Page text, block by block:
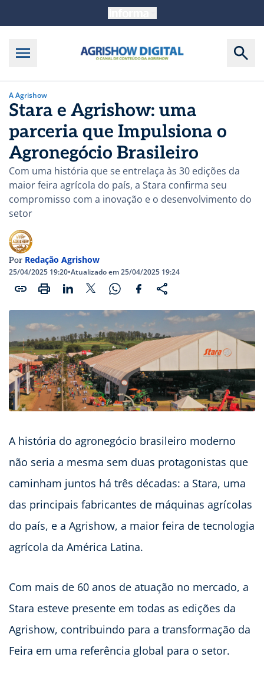
A Agrishow
Stara e Agrishow: uma
parceria que Impulsiona o
Agronegócio Brasileiro
Com uma história que se entrelaça às 30 edições da
maior feira agrícola do país, a Stara confirma seu
compromisso com a inovação e o desenvolvimento do
setor
Por Redação Agrishow
25/04/2025 19:20•Atualizado em 25/04/2025 19:24
A história do agronegócio brasileiro moderno
não seria a mesma sem duas protagonistas que
caminham juntos há três décadas: a Stara, uma
das principais fabricantes de máquinas agrícolas
do país, e a Agrishow, a maior feira de tecnologia
agrícola da América Latina.
Com mais de 60 anos de atuação no mercado, a
Stara esteve presente em todas as edições da
Agrishow, contribuindo para a transformação da
Feira em uma referência global para o setor.